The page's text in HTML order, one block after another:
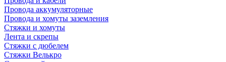
Провода аккумуляторные
Провода и хомуты заземления
Стяжки и хомуты
Лента и скрепы
Стяжки c дюбелем
Стяжки Велькро